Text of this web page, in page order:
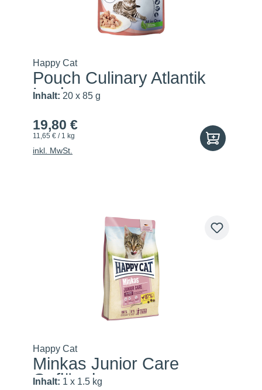
Happy Cat
Pouch Culinary Atlantik
Lachs
Inhalt: 20 x 85 g
19,80 €
11,65 € / 1 kg
inkl. MwSt.
Happy Cat
Minkas Junior Care
Geflügel
Inhalt: 1 x 1.5 kg